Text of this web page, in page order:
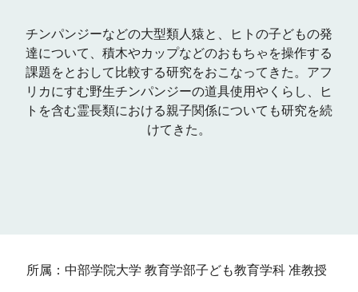
チンパンジーなどの大型類人猿と、ヒトの子どもの発
達について、積木やカップなどのおもちゃを操作する
課題をとおして比較する研究をおこなってきた。アフ
リカにすむ野生チンパンジーの道具使用やくらし、ヒ
トを含む霊長類における親子関係についても研究を続
けてきた。
所属：中部学院大学 教育学部子ども教育学科 准教授